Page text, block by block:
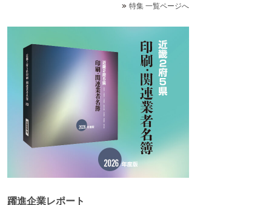
特集 一覧ページへ
躍進企業レポート